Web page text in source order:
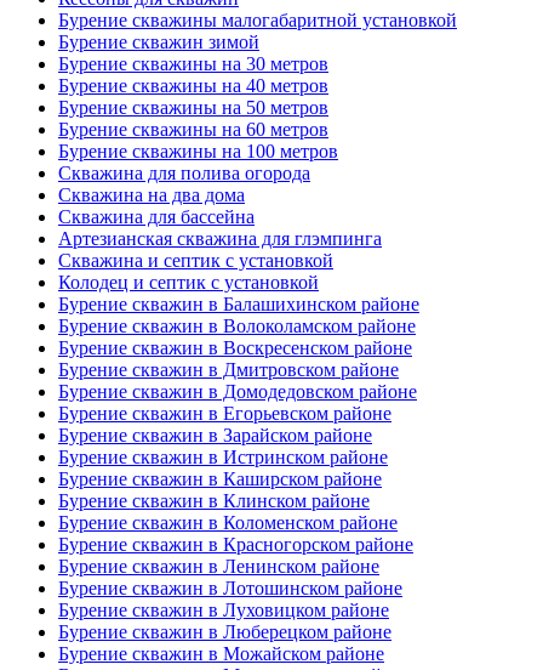
Бурение скважины малогабаритной установкой
Бурение скважин зимой
Бурение скважины на 30 метров
Бурение скважины на 40 метров
Бурение скважины на 50 метров
Бурение скважины на 60 метров
Бурение скважины на 100 метров
Скважина для полива огорода
Скважина на два дома
Скважина для бассейна
Артезианская скважина для глэмпинга
Скважина и септик с установкой
Колодец и септик с установкой
Бурение скважин в Балашихинском районе
Бурение скважин в Волоколамском районе
Бурение скважин в Воскресенском районе
Бурение скважин в Дмитровском районе
Бурение скважин в Домодедовском районе
Бурение скважин в Егорьевском районе
Бурение скважин в Зарайском районе
Бурение скважин в Истринском районе
Бурение скважин в Каширском районе
Бурение скважин в Клинском районе
Бурение скважин в Коломенском районе
Бурение скважин в Красногорском районе
Бурение скважин в Ленинском районе
Бурение скважин в Лотошинском районе
Бурение скважин в Луховицком районе
Бурение скважин в Люберецком районе
Бурение скважин в Можайском районе